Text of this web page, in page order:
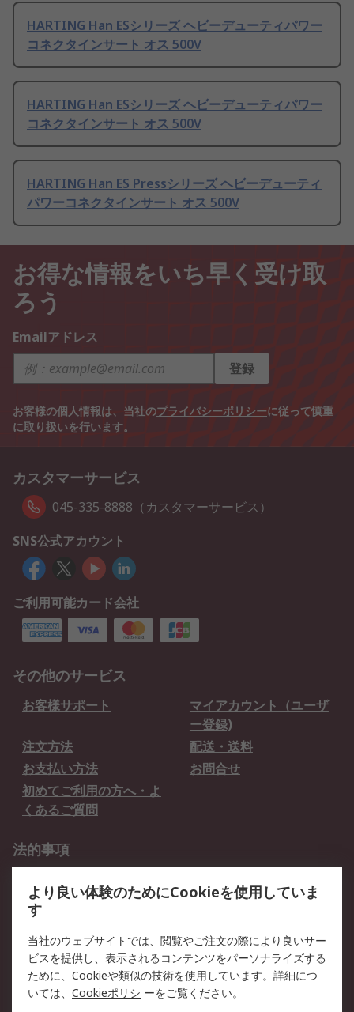
HARTING Han ESシリーズ ヘビーデューティパワー
コネクタインサート オス 500V
HARTING Han ESシリーズ ヘビーデューティパワー
コネクタインサート オス 500V
HARTING Han ES Pressシリーズ ヘビーデューティ
パワーコネクタインサート オス 500V
お得な情報をいち早く受け取
ろう
Emailアドレス
登録
お客様の個人情報は、当社のプライバシーポリシーに従って慎重
に取り扱いを行います。
カスタマーサービス
045-335-8888（カスタマーサービス）
SNS公式アカウント
ご利用可能カード会社
その他のサービス
お客様サポート
マイアカウント（ユーザ
ー登録)
注文方法
配送・送料
お支払い方法
お問合せ
初めてご利用の方へ・よ
くあるご質問
法的事項
クッキーポリシー
RSについて
会社概要
採用情報
プレスリリース＆お知ら
コーポレートサイト
より良い体験のためにCookieを使用していま
す
当社のウェブサイトでは、閲覧やご注文の際により良いサー
ビスを提供し、表示されるコンテンツをパーソナライズする
ために、Cookieや類似の技術を使用しています。詳細につ
いては、 Cookieポリシ ーをご覧ください。